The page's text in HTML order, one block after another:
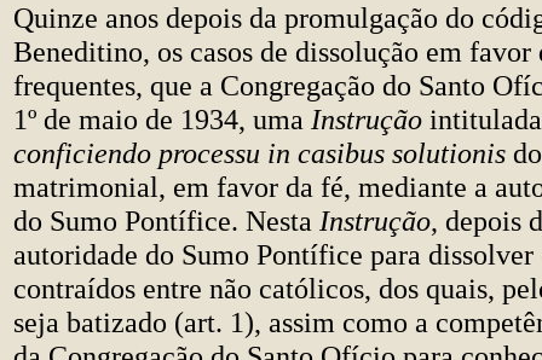
Quinze anos depois da promulgação do
Beneditino, os casos de dissolução em
frequentes, que a Congregação do Santo
1º de maio de 1934, uma Instrução
conficiendo processu in casibus solutionis
matrimonial, em favor da fé, mediante a
do Sumo Pontífice. Nesta Instrução, depois
autoridade do Sumo Pontífice para
contraídos entre não católicos, dos quais,
seja batizado (art. 1), assim como a